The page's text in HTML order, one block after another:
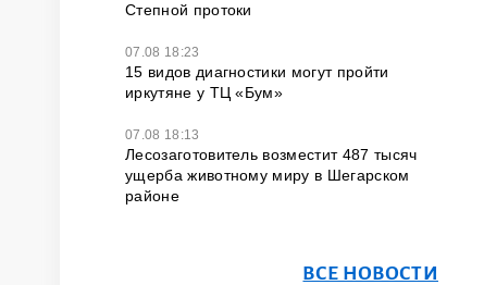
Степной протоки
07.08 18:23
15 видов диагностики могут пройти
иркутяне у ТЦ «Бум»
07.08 18:13
Лесозаготовитель возместит 487 тысяч
ущерба животному миру в Шегарском
районе
ВСЕ НОВОСТИ